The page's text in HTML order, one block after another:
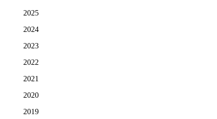
2025
2024
2023
2022
2021
2020
2019